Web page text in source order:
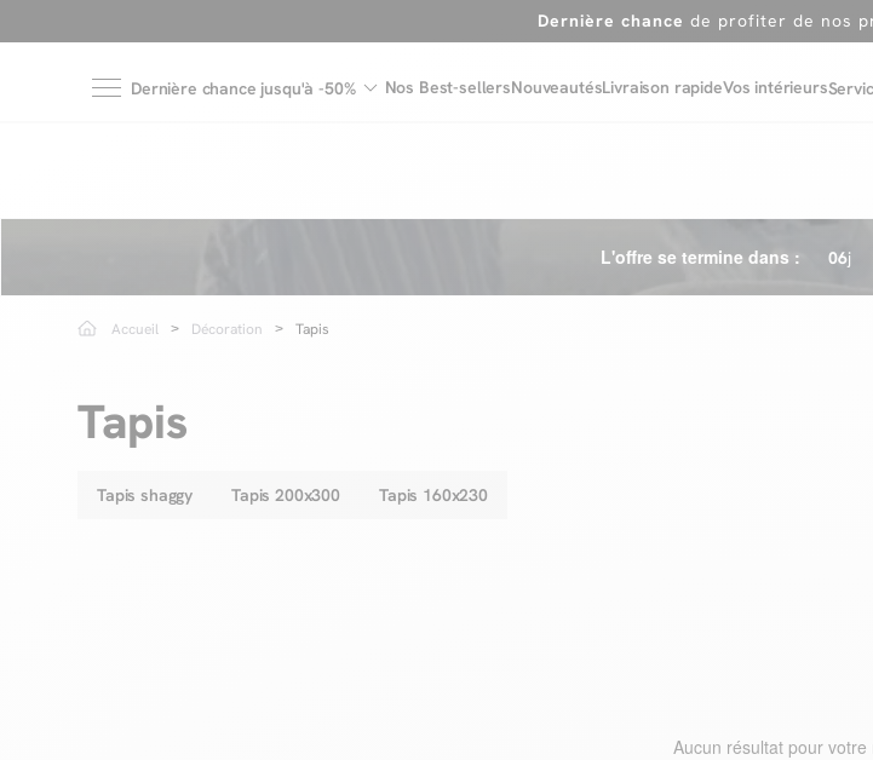
Dernière chance de profiter de nos
Dernière chance jusqu'à -50% Nos Best-sellersNouveautésLivraison rapideVos intérieurs
L'offre se termine dans : 06j
Accueil Décoration Tapis
Tapis
Tapis shaggy Tapis 200x300 Tapis 160x230
Aucun résultat pour votre